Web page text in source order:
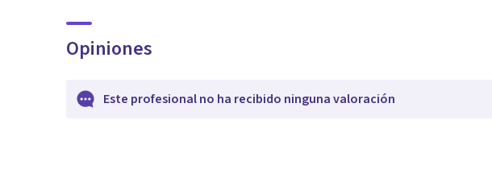
Opiniones
Este profesional no ha recibido ninguna valoración